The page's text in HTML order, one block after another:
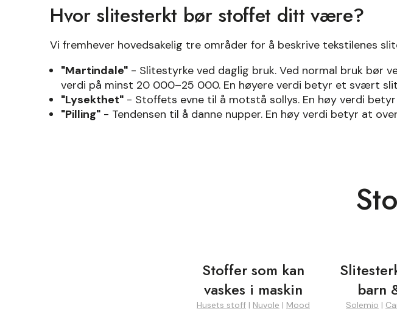
Hvor slitesterkt bør stoffet ditt være?
Vi fremhever hovedsakelig tre områder for å beskrive tekstilenes
"Martindale" - Slitestyrke ved daglig bruk. Ved normal bruk bør
verdi på minst 20 000–25 000. En høyere verdi betyr et svært
"Lysekthet" - Stoffets evne til å motstå sollys. En høy verdi
"Pilling" - Tendensen til å danne nupper. En høy verdi betyr at
Stoffer som kan
vaskes i maskin
Husets stoff | Nuvole | Mood
barn
Solemio |